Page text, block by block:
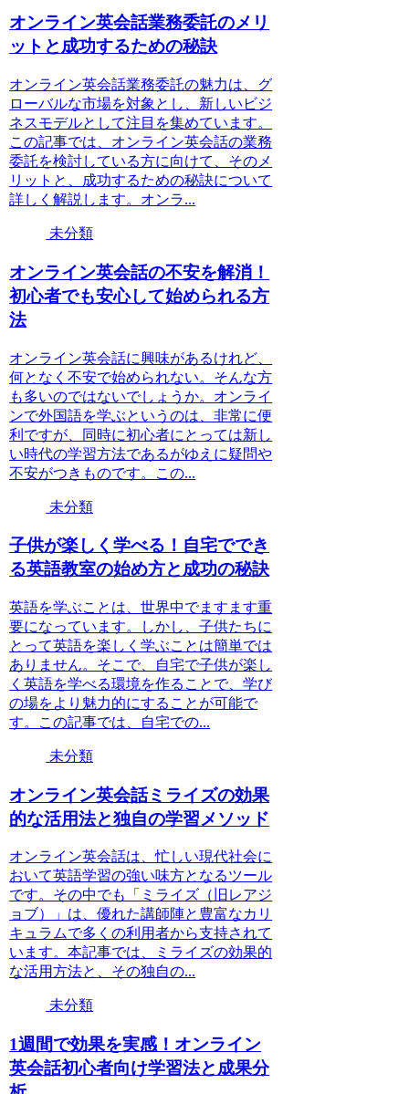
オンライン英会話業務委託のメリ
ットと成功するための秘訣
オンライン英会話業務委託の魅力は、グ
ローバルな市場を対象とし、新しいビジ
ネスモデルとして注目を集めています。
この記事では、オンライン英会話の業務
委託を検討している方に向けて、そのメ
リットと、成功するための秘訣について
詳しく解説します。オンラ...
未分類
オンライン英会話の不安を解消！
初心者でも安心して始められる方
法
オンライン英会話に興味があるけれど、
何となく不安で始められない。そんな方
も多いのではないでしょうか。オンライ
ンで外国語を学ぶというのは、非常に便
利ですが、同時に初心者にとっては新し
い時代の学習方法であるがゆえに疑問や
不安がつきものです。この...
未分類
子供が楽しく学べる！自宅ででき
る英語教室の始め方と成功の秘訣
英語を学ぶことは、世界中でますます重
要になっています。しかし、子供たちに
とって英語を楽しく学ぶことは簡単では
ありません。そこで、自宅で子供が楽し
く英語を学べる環境を作ることで、学び
の場をより魅力的にすることが可能で
す。この記事では、自宅での...
未分類
オンライン英会話ミライズの効果
的な活用法と独自の学習メソッド
オンライン英会話は、忙しい現代社会に
おいて英語学習の強い味方となるツール
です。その中でも「ミライズ（旧レアジ
ョブ）」は、優れた講師陣と豊富なカリ
キュラムで多くの利用者から支持されて
います。本記事では、ミライズの効果的
な活用方法と、その独自の...
未分類
1週間で効果を実感！オンライン
英会話初心者向け学習法と成果分